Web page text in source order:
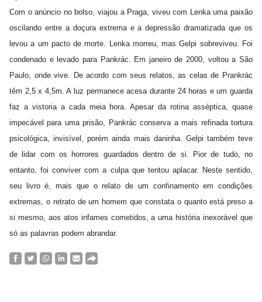
Com o anúncio no bolso, viajou a Praga, viveu com Lenka uma paixão
oscilando entre a doçura extrema e a depressão dramatizada que os
levou a um pacto de morte. Lenka morreu, mas Gelpi sobreviveu. Foi
condenado e levado para Pankrác. Em janeiro de 2000, voltou a São
Paulo, onde vive. De acordo com seus relatos, as celas de Prankrác
têm 2,5 x 4,5m. A luz permanece acesa durante 24 horas e um guarda
faz a vistoria a cada meia hora. Apesar da rotina asséptica, quase
impecável para uma prisão, Pankrác conserva a mais refinada tortura
psicológica, invisível, porém ainda mais daninha. Gelpi também teve
de lidar com os horrores guardados dentro de si. Pior de tudo, no
entanto, foi conviver com a culpa que tentou aplacar. Neste sentido,
seu livro é, mais que o relato de um confinamento em condições
extremas, o retrato de um homem que constata o quanto está preso a
si mesmo, aos atos infames cometidos, a uma história inexorável que
só as palavras podem abrandar.